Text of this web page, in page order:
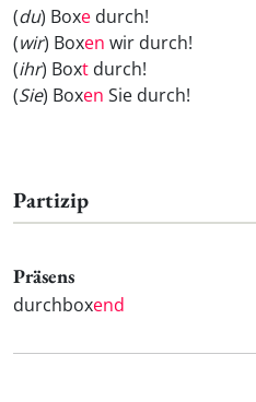
(du) Boxe durch!
(wir) Boxen wir durch!
(ihr) Boxt durch!
(Sie) Boxen Sie durch!
Partizip
Präsens
durchboxend